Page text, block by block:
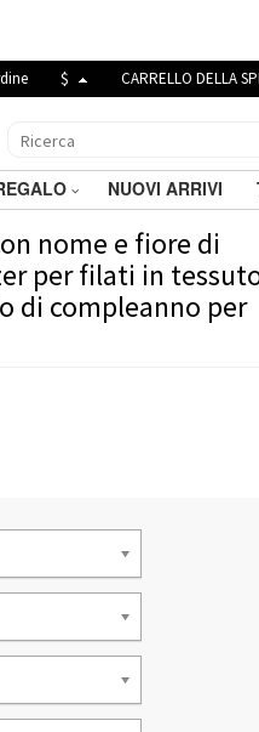
$ CARRELLO DELLA
NUOVI ARRIVI
nome e fiore di
per filati in
di compleanno per